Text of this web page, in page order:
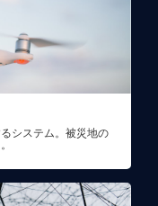
システム。被災地の